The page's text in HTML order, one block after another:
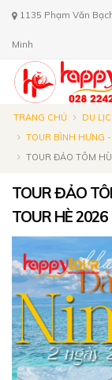
1135 Phạm Văn
Minh
TRANG CHỦ DU
TOUR BÌNH HƯNG
TOUR ĐẢO TÔM
TOUR ĐẢO
TOUR HÈ 2026